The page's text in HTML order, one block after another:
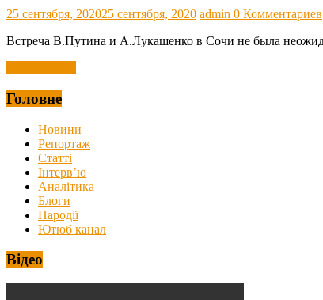
25 сентября, 202025 сентября, 2020 admin 0 Комментариев
Встреча В.Путина и А.Лукашенко в Сочи не была
Головне
Новини
Репортаж
Статті
Інтерв’ю
Аналітика
Блоги
Пародії
Ютюб канал
Відео